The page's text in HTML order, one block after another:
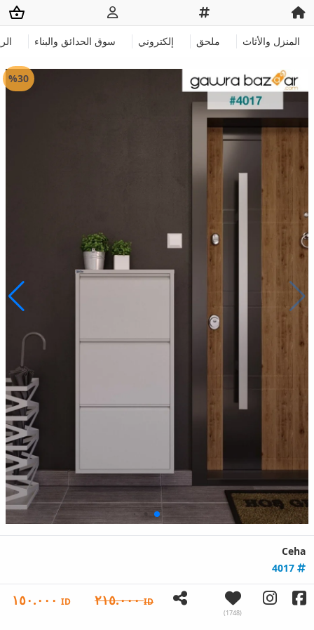
المنزل والأثاث ملحق إلكتروني سوق الحدائق والبناء
%30
Ceha
(1748)
ID٢١٥.٠٠٠ ID